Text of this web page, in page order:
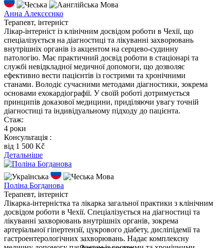
Мова
Анна Алексєєнко
Терапевт, інтерніст
Лікар-інтерніст із клінічним досвідом роботи в Чехії, що
спеціалізується на діагностиці та лікуванні захворювань
внутрішніх органів із акцентом на серцево-судинну
патологію. Має практичний досвід роботи в стаціонарі та
службі невідкладної медичної допомоги, що дозволяє
ефективно вести пацієнтів із гострими та хронічними
станами. Володіє сучасними методами діагностики, зокрема
основами ехокардіографії. У своїй роботі дотримується
принципів доказової медицини, приділяючи увагу точній
діагностиці та індивідуальному підходу до пацієнта.
Стаж:
4 роки
Консультація :
вiд 1 500 Kč
Детальніше
Мова
Поліна Богданова
Терапевт, інтерніст
Лікарка-інтерністка та лікарка загальної практики з клінічним
досвідом роботи в Чехії. Спеціалізується на діагностиці та
лікуванні захворювань внутрішніх органів, зокрема
артеріальної гіпертензії, цукрового діабету, дисліпідемії та
гастроентерологічних захворювань. Надає комплексну